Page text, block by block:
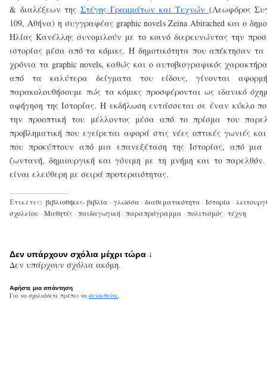
& διαλέξεων της Στέγης Γραμμάτων και Τεχνών (Λεωφόρος
109, Αθήνα) η συγγραφέας graphic novels Zeina Abirached και ο
Ηλίας Κανέλλης συνομιλούν με το κοινό διερευνώντας την
ιστορίας μέσα από τα κόμικς. Η δημοτικότητα που απέκτησαν τα
χρόνια τα graphic novels, καθώς και ο αυτοβιογραφικός
από τα καλύτερα δείγματα του είδους, γίνονται
παρακολουθήσουμε πώς τα κόμικς προσφέρονται ως ιδανικό
αφήγηση της Ιστορίας. Η εκδήλωση εντάσσεται σε έναν κύκλο
την προοπτική του μέλλοντος μέσα από το πρίσμα του
προβληματική που εγείρεται αφορά στις νέες οπτικές γωνιές
που προκύπτουν από μια επανεξέταση της Ιστορίας, από μια
ζωντανή, δημιουργική και γόνιμη με τη μνήμη και το
είναι ελεύθερη με σειρά προτεραιότητας.
Ετικέτες: βιβλιοθήκες- βιβλία · γλώσσα · διαθεματικότητα · Ιστορία ·
σχολείου · Μαθητές · παιδαγωγική · παραπρόγραμμα · πολιτισμός · τέχνη
Δεν υπάρχουν σχόλια μέχρι τώρα ↓
Δεν υπάρχουν σχόλια ακόμη.
Αφήστε μια απάντηση
Για να σχολιάσετε πρέπει να συνδεθείτε